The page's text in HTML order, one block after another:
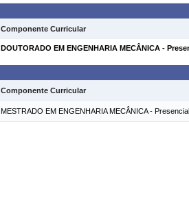
Componente Curricular
DOUTORADO EM ENGENHARIA MECÂNICA -
Componente Curricular
MESTRADO EM ENGENHARIA MECÂNICA - Presencial